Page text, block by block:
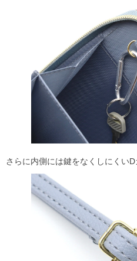
さらに内側には鍵をなくしにくい